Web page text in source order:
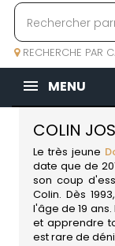
RECHERCHE PAR
MENU
COLIN
Le très jeune
date que de
son coup
Colin. Dès
l'âge de 19
et apprendre
est rare de